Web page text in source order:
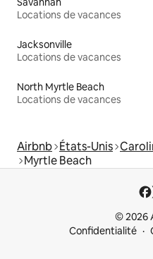
Locations de vacances
Jacksonville
Locations de vacances
North Myrtle Beach
Locations de vacances
Airbnb États-Unis
Myrtle Beach
© 2026
Confidentialité